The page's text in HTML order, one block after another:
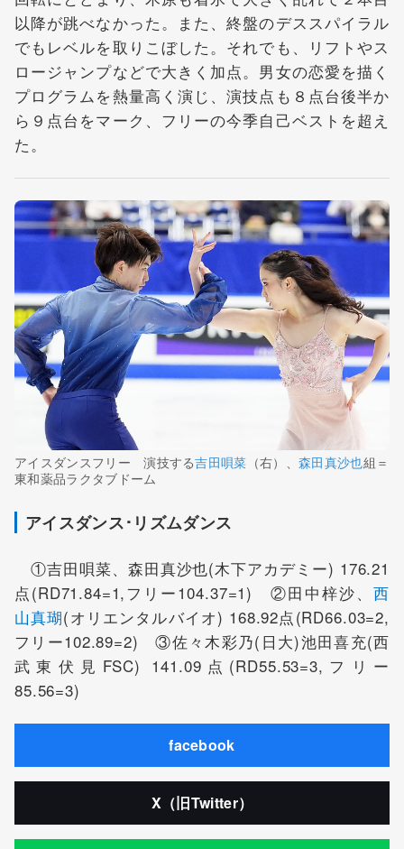
以降が跳べなかった。また、終盤のデススパイラル
でもレベルを取りこぼした。それでも、リフトやス
ロージャンプなどで大きく加点。男女の恋愛を描く
プログラムを熱量高く演じ、演技点も８点台後半か
ら９点台をマーク、フリーの今季自己ベストを超え
た。
アイスダンスフリー 演技する吉田唄菜 （右）、森田真沙也組＝
東和薬品ラクタブドーム
アイスダンス･リズムダンス
①吉田唄菜、森田真沙也(木下アカデミー) 176.21
点(RD71.84=1,フリー104.37=1) ②田中梓沙、西
山真瑚(オリエンタルバイオ) 168.92点(RD66.03=2,
フリー102.89=2) ③佐々木彩乃(日大)池田喜充(西
武東伏見FSC) 141.09点(RD55.53=3,フリー
85.56=3)
facebook
X（旧Twitter）